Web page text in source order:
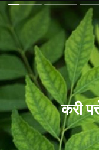
करी